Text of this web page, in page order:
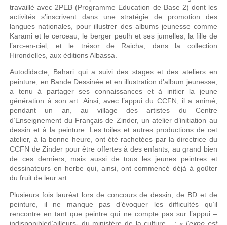
travaillé avec 2PEB (Programme Education de Base 2) dont les
activités s’inscrivent dans une stratégie de promotion des
langues nationales, pour illustrer des albums jeunesse comme
Karami et le cerceau, le berger peulh et ses jumelles, la fille de
l’arc-en-ciel, et le trésor de Raicha, dans la collection
Hirondelles, aux éditions Albassa.
Autodidacte, Bahari qui a suivi des stages et des ateliers en
peinture, en Bande Dessinée et en illustration d’album jeunesse,
a tenu à partager ses connaissances et à initier la jeune
génération à son art. Ainsi, avec l’appui du CCFN, il a animé,
pendant un an, au village des artistes du Centre
d’Enseignement du Français de Zinder, un atelier d’initiation au
dessin et à la peinture. Les toiles et autres productions de cet
atelier, à la bonne heure, ont été rachetées par la directrice du
CCFN de Zinder pour être offertes à des enfants, au grand bien
de ces derniers, mais aussi de tous les jeunes peintres et
dessinateurs en herbe qui, ainsi, ont commencé déjà à goûter
du fruit de leur art.
Plusieurs fois lauréat lors de concours de dessin, de BD et de
peinture, il ne manque pas d’évoquer les difficultés qu’il
rencontre en tant que peintre qui ne compte pas sur l’appui –